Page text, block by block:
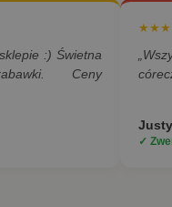
:) Świetna
Ceny
✓